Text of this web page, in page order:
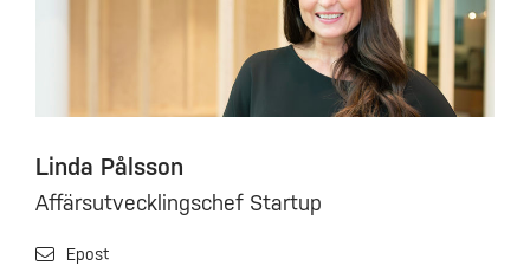
Linda Pålsson
Affärsutvecklingschef Startup
Epost